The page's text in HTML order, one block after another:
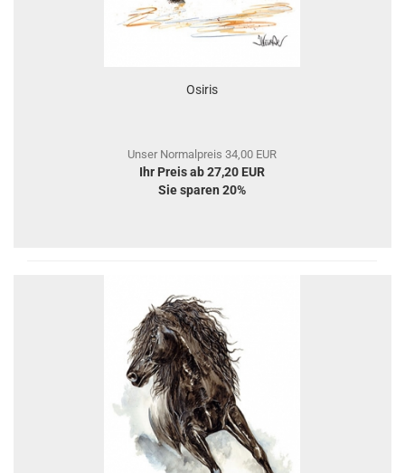
Osiris
Unser Normalpreis 34,00 EUR
Ihr Preis ab 27,20 EUR
Sie sparen 20%